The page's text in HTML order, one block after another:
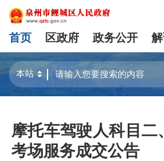
首页 区政府 政务公开
摩托车驾驶人科目二
考场服务成交公告